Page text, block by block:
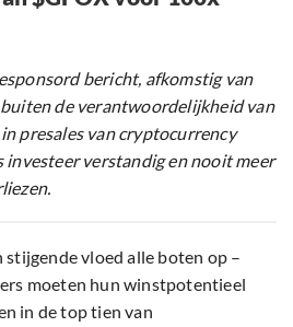
bericht, afkomstig van
de verantwoordelijkheid van
presales van cryptocurrency
investeer verstandig en nooit meer
vloed alle boten op –
moeten hun winstpotentieel
in de top tien van